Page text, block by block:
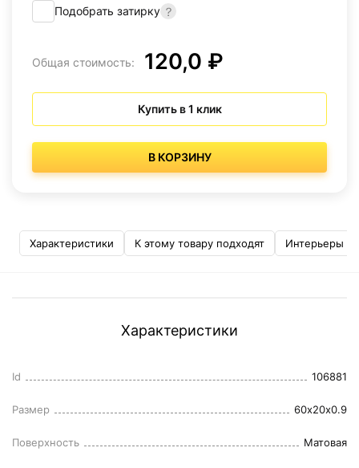
Подобрать затирку
Общая стоимость: 120,0 ₽
Купить в 1 клик
В КОРЗИНУ
Характеристики К этому товару подходят Интерьеры
Характеристики
Id 106881
Размер 60x20x0.9
Поверхность Матовая